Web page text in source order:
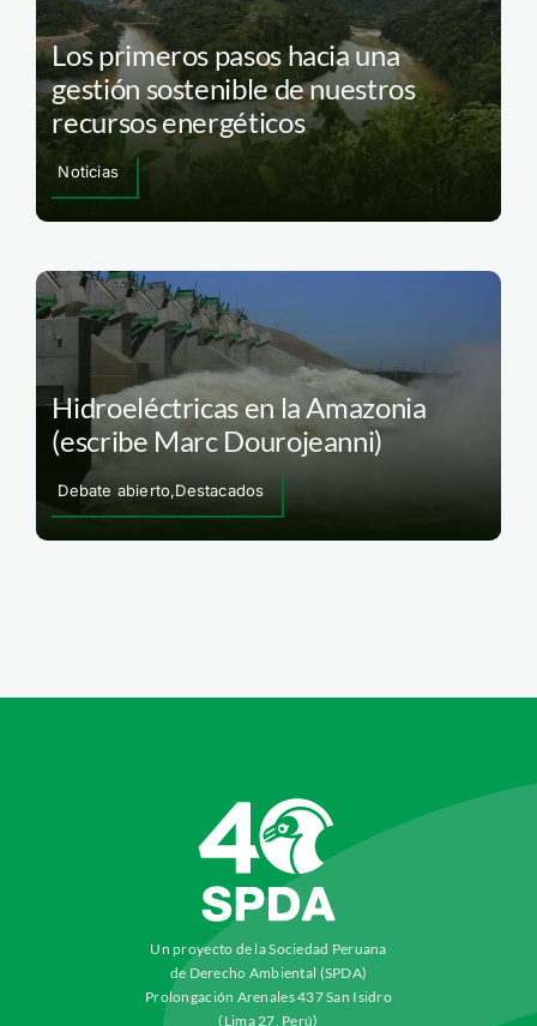
Los primeros pasos hacia una
gestión sostenible de nuestros
recursos energéticos
Noticias
Hidroeléctricas en la Amazonia
(escribe Marc Dourojeanni)
Debate abierto,Destacados
Un proyecto de la Sociedad Peruana
de Derecho Ambiental (SPDA)
Prolongación Arenales 437 San Isidro
(Lima 27, Perú)